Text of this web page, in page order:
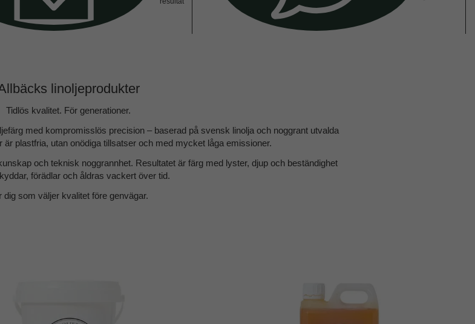
linoljeprodukter
Tidlös kvalitet. För generationer.
med kompromisslös precision – baserad på svensk linolja och noggrant utvalda
plastfria, utan onödiga tillsatser och med mycket låga emissioner.
och teknisk noggrannhet. Resultatet är färg med lyster, djup och beständighet
förädlar och åldras vackert över tid.
dig som väljer kvalitet före genvägar.